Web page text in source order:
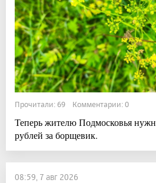
Прочитали: 69 Комментарии: 0
Теперь жителю Подмосковья
рублей за борщевик.
08:59, 7 авг 2026